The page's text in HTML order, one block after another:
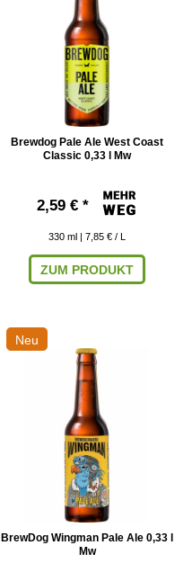
Brewdog Pale Ale West Coast
Classic 0,33 l Mw
2,59 € *
330 ml | 7,85 € / L
ZUM PRODUKT
Neu
BrewDog Wingman Pale Ale 0,33 l
Mw